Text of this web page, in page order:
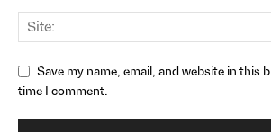
Save my name, email, and website in this
time I comment.